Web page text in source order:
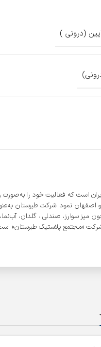
(درونی )
ساری، اقدام به راه‌اندازی 2 شعبۀ تولیدی دیگر در
میز سوارز، صندلی ، گلدان،
«مجتمع پلاستیک طبرستان»